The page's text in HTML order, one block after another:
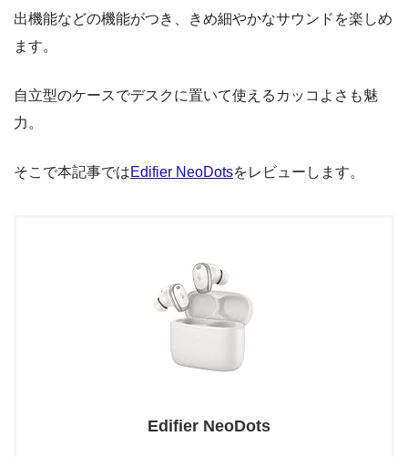
出機能などの機能がつき、きめ細やかなサウンドを楽しめ
ます。
自立型のケースでデスクに置いて使えるカッコよさも魅
力。
そこで本記事ではEdifier NeoDotsをレビューします。
Edifier NeoDots